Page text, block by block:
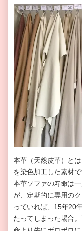
本革（天然皮革）と
を染色加工した素材で
本革ソファの寿命は
が、定期的に専用の
っていれば、 15年20
たってしまった場合